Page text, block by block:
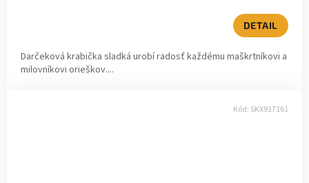
DETAIL
Darčeková krabička sladká urobí radosť každému maškrtníkovi a
milovníkovi orieškov....
Kód: SKX917161